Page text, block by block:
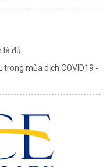
là đủ
trong mùa dịch COVID19 -